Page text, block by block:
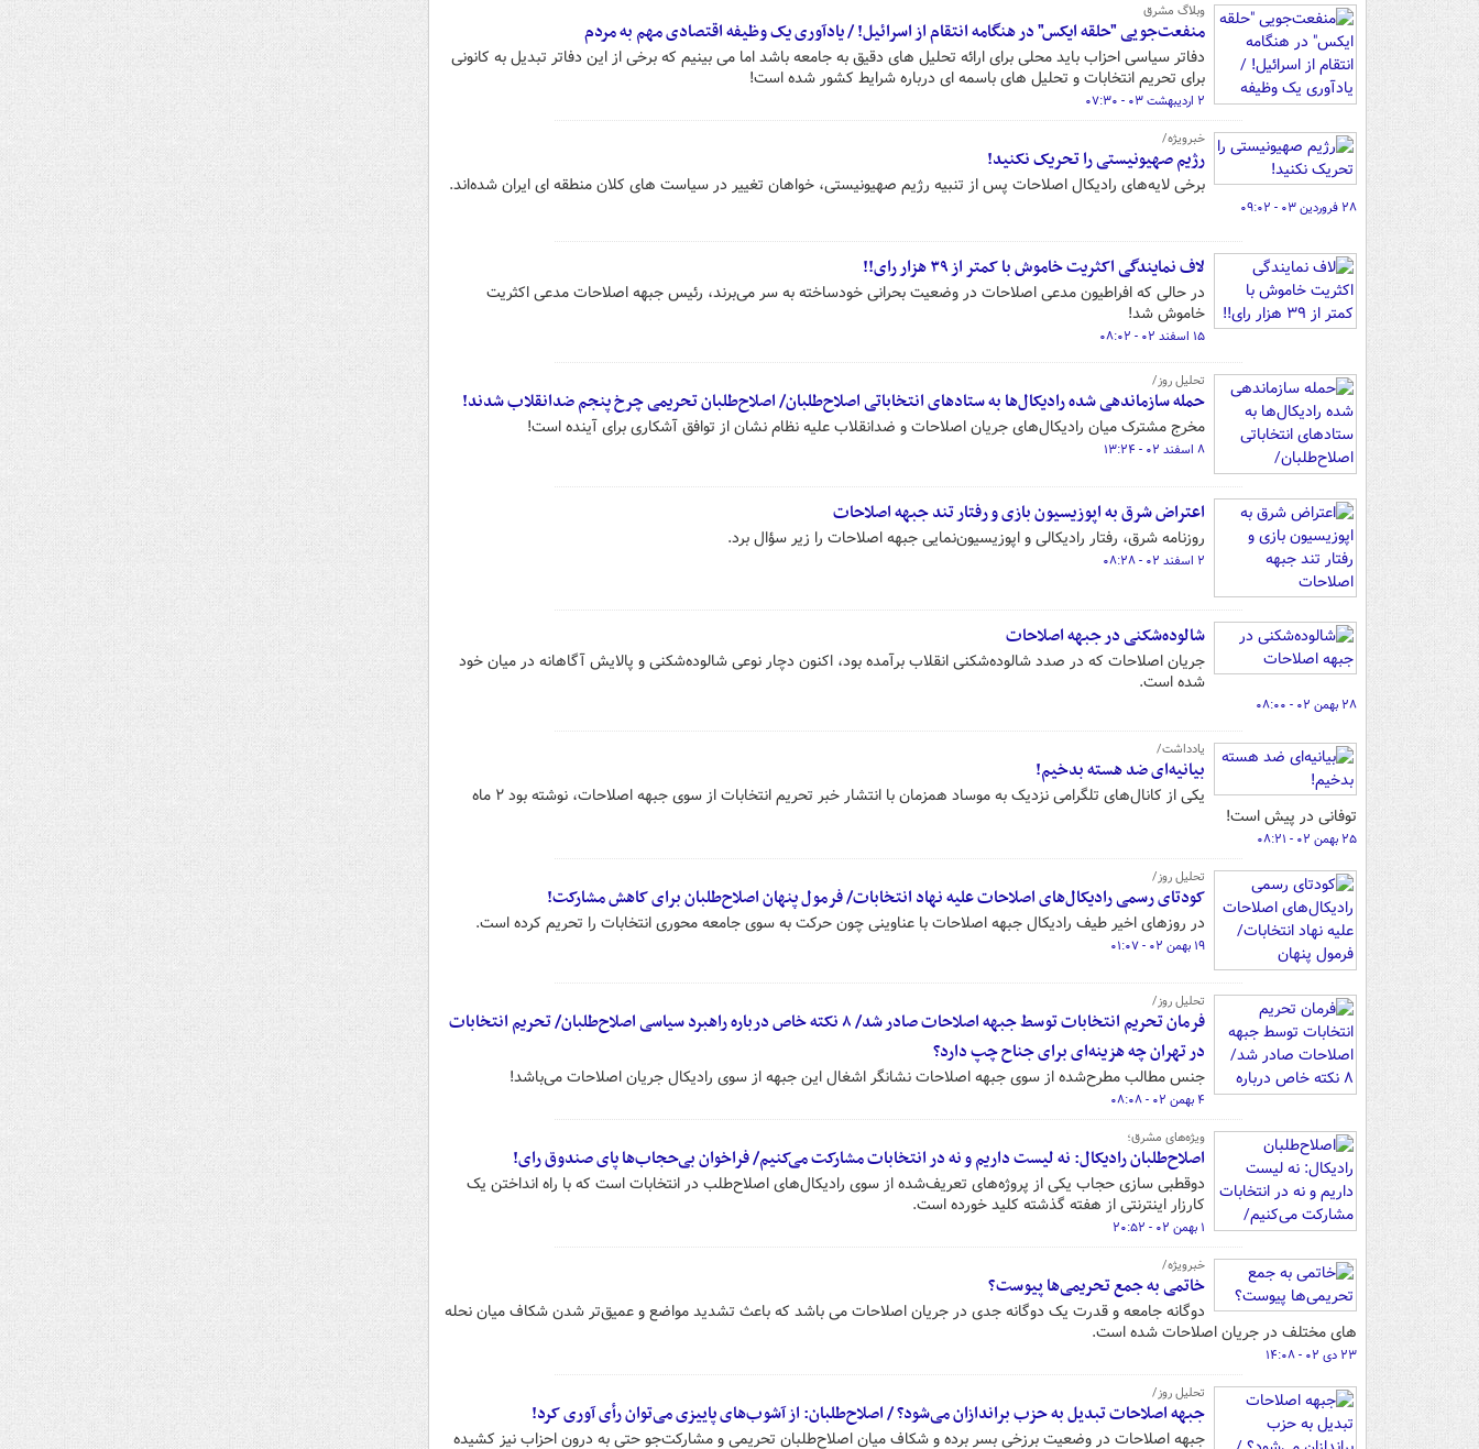
وبلاگ مشرق
منفعت‌جویی "حلقه ایکس" در هنگامه انتقام از اسرائیل! / یادآوری یک وظیفه اقتصادی مهم به مردم
دفاتر سیاسی احزاب باید محلی برای ارائه تحلیل های دقیق به جامعه باشد اما می بینیم که برخی از این دفاتر تبدیل به کانونی
برای تحریم انتخابات و تحلیل های باسمه ای درباره شرایط کشور شده است!
۲ اردیبهشت ۰۳ - ۰۷:۳۰
خبرویژه/
رژیم صهیونیستی را تحریک نکنید!
برخی لایه‌های رادیکال اصلاحات پس از تنبیه رژیم صهیونیستی، خواهان تغییر در سیاست های کلان منطقه ای ایران شده‌اند.
۲۸ فروردین ۰۳ - ۰۹:۰۲
لاف نمایندگی اکثریت خاموش با کمتر از ۳۹ هزار رای!!
در حالی که افراطیون مدعی اصلاحات در وضعیت بحرانی خودساخته به سر می‌برند، رئیس جبهه اصلاحات مدعی اکثریت
خاموش شد!
۱۵ اسفند ۰۲ - ۰۸:۰۲
تحلیل روز/
حمله سازماندهی شده رادیکال‌ها به ستادهای انتخاباتی اصلاح‌طلبان/ اصلاح‌طلبان تحریمی چرخ پنجم ضدانقلاب شدند!
مخرج مشترک میان رادیکال‌های جریان اصلاحات و ضدانقلاب علیه نظام نشان از توافق آشکاری برای آینده است!
۸ اسفند ۰۲ - ۱۳:۲۴
اعتراض شرق به اپوزیسیون بازی و رفتار تند جبهه اصلاحات
روزنامه شرق، رفتار رادیکالی و اپوزیسیون‌نمایی جبهه اصلاحات را زیر سؤال برد.
۲ اسفند ۰۲ - ۰۸:۲۸
شالوده‌شکنی در جبهه اصلاحات
جریان اصلاحات که در صدد شالوده‌شکنی انقلاب برآمده بود، اکنون دچار نوعی شالوده‌شکنی و پالایش آگاهانه در میان خود
شده است.
۲۸ بهمن ۰۲ - ۰۸:۰۰
یادداشت/
بیانیه‌ای ضد هسته بدخیم!
یکی از کانال‌های تلگرامی نزدیک به موساد همزمان با انتشار خبر تحریم انتخابات از سوی جبهه اصلاحات، نوشته بود ۲ ماه
توفانی در پیش است!
۲۵ بهمن ۰۲ - ۰۸:۲۱
تحلیل روز/
کودتای رسمی رادیکال‌های اصلاحات علیه نهاد انتخابات/ فرمول پنهان اصلاح‌طلبان برای کاهش مشارکت!
در روزهای اخیر طیف رادیکال جبهه اصلاحات با عناوینی چون حرکت به سوی جامعه محوری انتخابات را تحریم کرده است.
۱۹ بهمن ۰۲ - ۰۱:۰۷
تحلیل روز/
فرمان تحریم انتخابات توسط جبهه اصلاحات صادر شد/ ۸ نکته خاص درباره راهبرد سیاسی اصلاح‌طلبان/ تحریم انتخابات
در تهران چه هزینه‌ای برای جناح چپ دارد؟
جنس مطالب مطرح‌شده از سوی جبهه اصلاحات نشانگر اشغال این جبهه از سوی رادیکال جریان اصلاحات می‌باشد!
۴ بهمن ۰۲ - ۰۸:۰۸
ویژه‌های مشرق؛
اصلاح‌طلبان رادیکال: نه لیست داریم و نه در انتخابات مشارکت می‌کنیم/ فراخوان بی‌حجاب‌ها پای صندوق رای!
دوقطبی سازی حجاب یکی از پروژه‌های تعریف‌شده از سوی رادیکال‌های اصلاح‌طلب در انتخابات است که با راه انداختن یک
کارزار اینترنتی از هفته گذشته کلید خورده است.
۱ بهمن ۰۲ - ۲۰:۵۲
خبرویژه/
خاتمی به جمع تحریمی‌ها پیوست؟
دوگانه جامعه و قدرت یک دوگانه جدی در جریان اصلاحات می باشد که باعث تشدید مواضع و عمیق‌تر شدن شکاف میان نحله
های مختلف در جریان اصلاحات شده است.
۲۳ دی ۰۲ - ۱۴:۰۸
تحلیل روز/
جبهه اصلاحات تبدیل به حزب براندازان می‌شود؟ / اصلاح‌طلبان: از آشوب‌های پاییزی می‌توان رأی آوری کرد!
جبهه اصلاحات در وضعیت برزخی بسر برده و شکاف میان اصلاح‌طلبان تحریمی و مشارکت‌جو حتی به درون احزاب نیز کشیده